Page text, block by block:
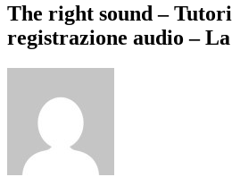
The right sound –
registrazione audio –